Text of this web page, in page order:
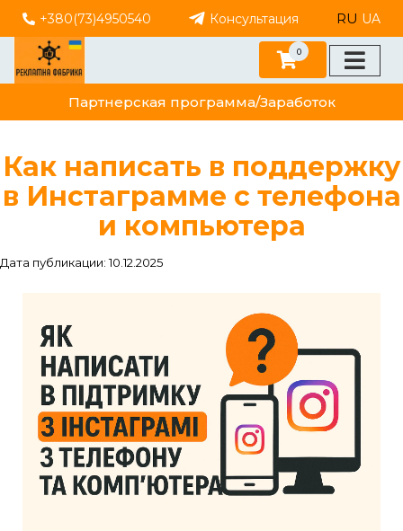
+380(73)4950540 Консультация RU UA
Партнерская программа/Заработок
0
Как написать в поддержку
в Инстаграмме с телефона
и компьютера
Дата публикации: 10.12.2025